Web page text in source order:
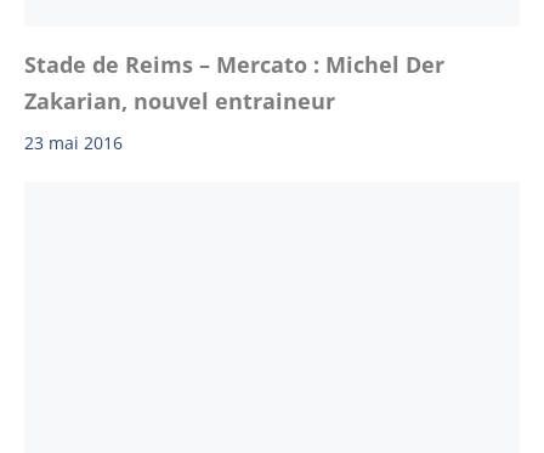
Stade de Reims – Mercato : Michel Der
Zakarian, nouvel entraineur
23 mai 2016